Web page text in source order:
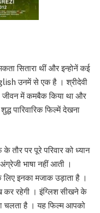
सितारा थीं और इन्होनें कई
उनमें से एक है । श्रीदेवी
जीवन में कमबैक किया था और
पारिवारिक फिल्में देखना
तौर पर पूरे परिवार को ध्यान
भाषा नहीं आती ।
इनका मजाक उड़ाता है ।
कर रहेगी । इंग्लिश सीखने के
चलता है । यह फिल्म आपको